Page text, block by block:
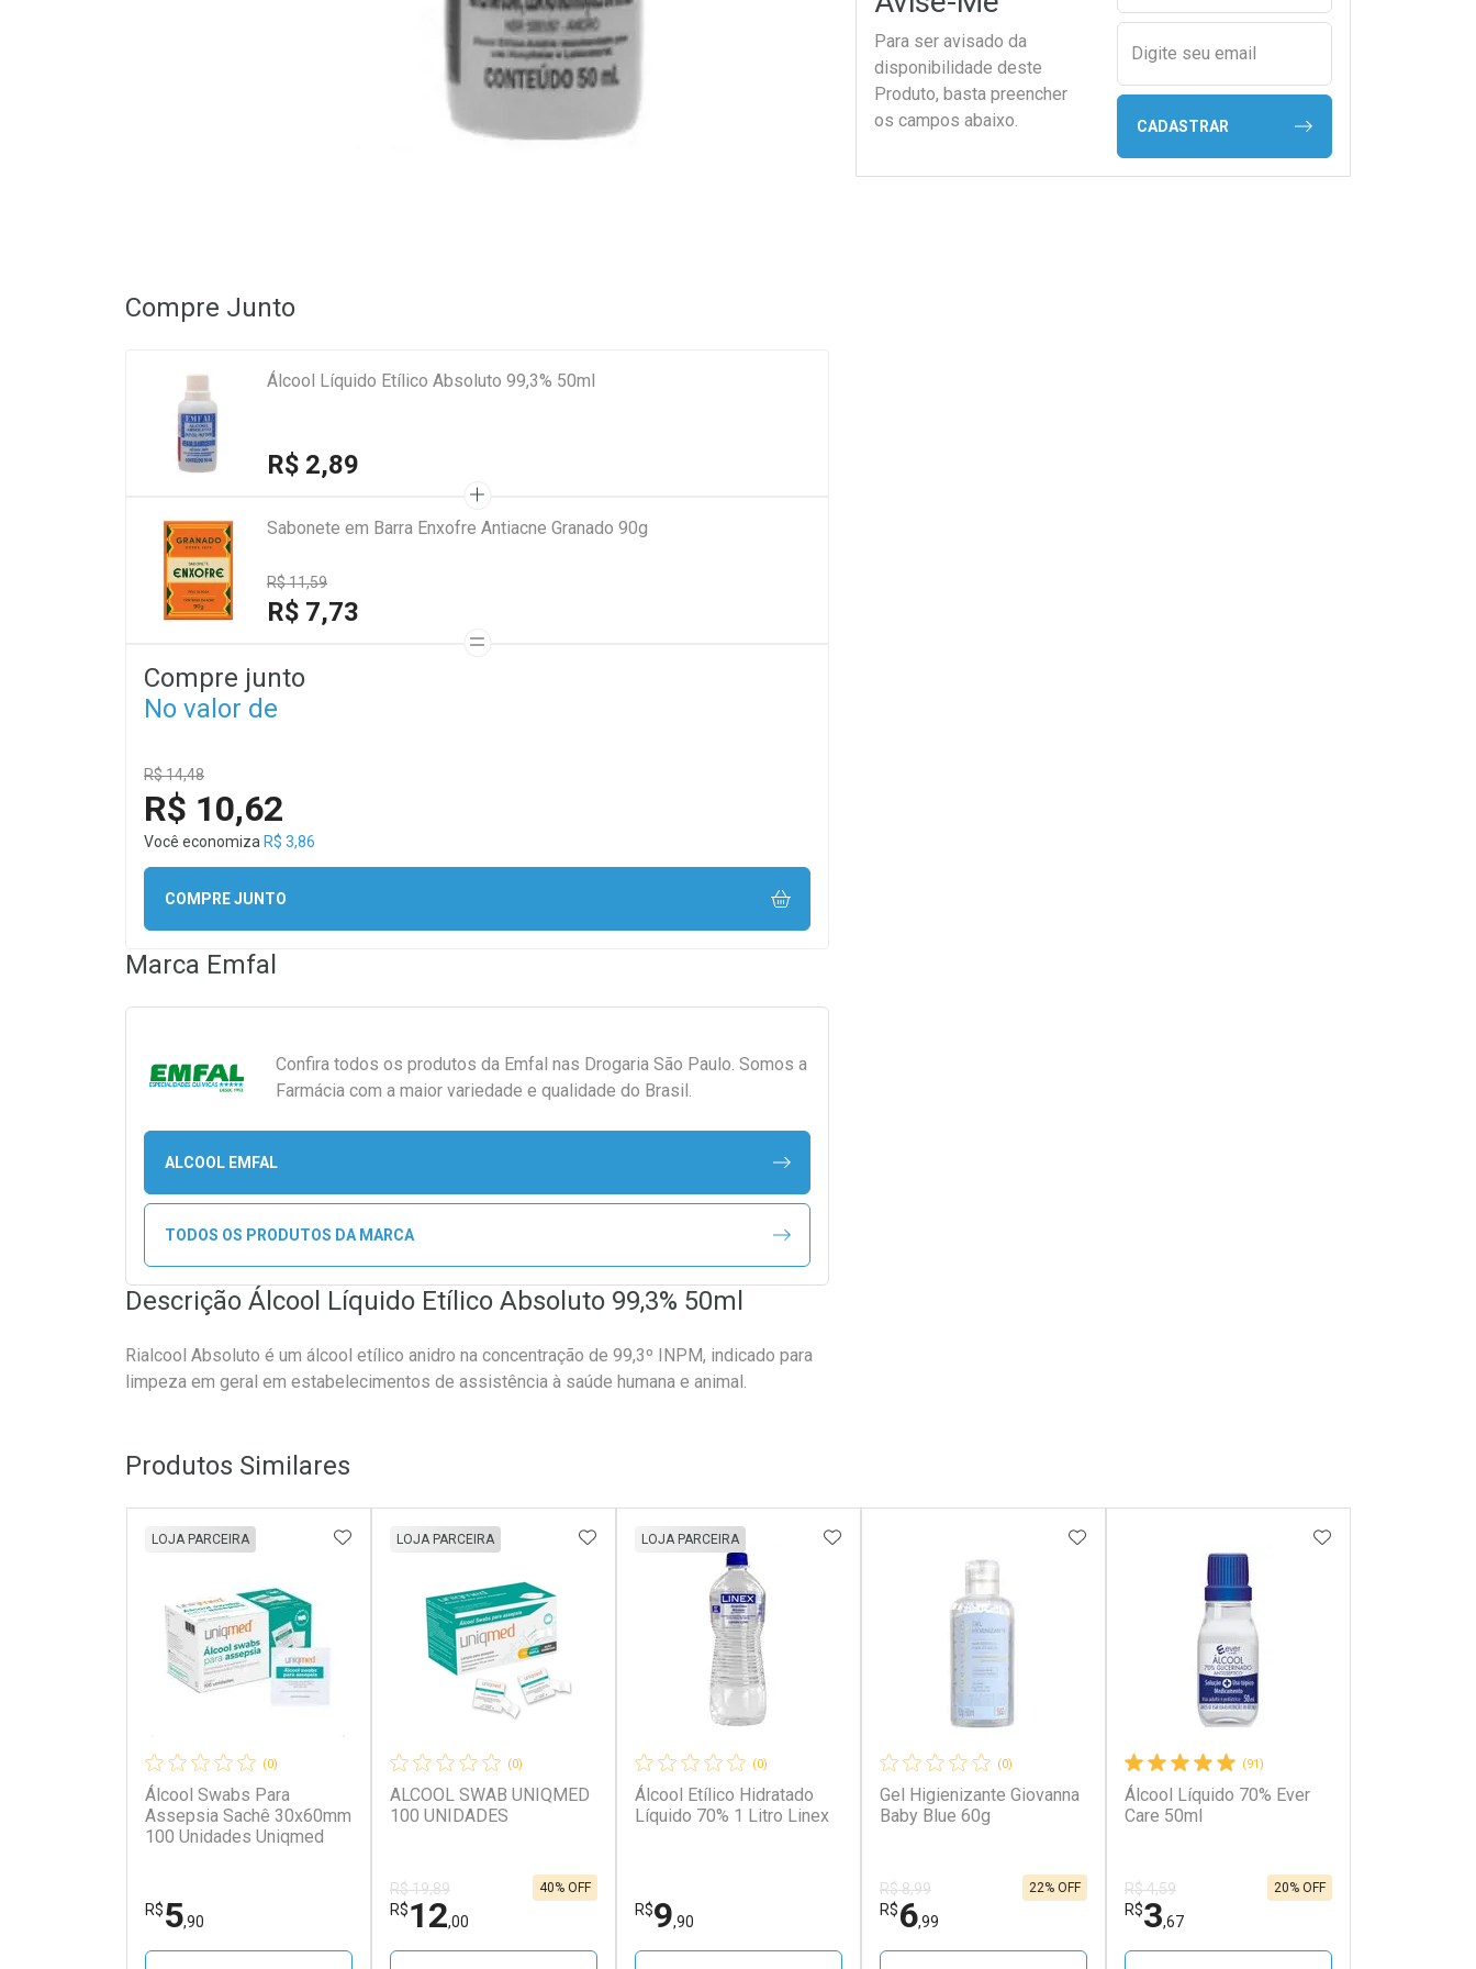
Para ser avisado da
disponibilidade deste
Produto, basta preencher
os campos abaixo.
Digite seu email
CADASTRAR
Compre Junto
Álcool Líquido Etílico Absoluto 99,3% 50ml
R$ 2,89
Sabonete em Barra Enxofre Antiacne Granado 90g
R$ 11,59
R$ 7,73
Compre junto
No valor de
R$ 14,48
R$ 10,62
Você economiza R$ 3,86
COMPRE JUNTO
Marca Emfal
Confira todos os produtos da Emfal nas Drogaria São Paulo. Somos a
Farmácia com a maior variedade e qualidade do Brasil.
ALCOOL EMFAL
TODOS OS PRODUTOS DA MARCA
Descrição Álcool Líquido Etílico Absoluto 99,3% 50ml
Rialcool Absoluto é um álcool etílico anidro na concentração de 99,3º INPM, indicado para
limpeza em geral em estabelecimentos de assistência à saúde humana e animal.
Produtos Similares
(0)
Álcool Swabs Para
Assepsia Sachê 30x60mm
100 Unidades Uniqmed
LOJA PARCEIRA
R$5,90
ADICIONAR AOS FAVORITOS
(0)
ALCOOL SWAB UNIQMED
100 UNIDADES
LOJA PARCEIRA
R$ 19,89
R$12,00
40% OFF
ADICIONAR AOS FAVORITOS
(0)
Álcool Etílico Hidratado
Líquido 70% 1 Litro Linex
LOJA PARCEIRA
R$9,90
ADICIONAR AOS FAVORITOS
(0)
Gel Higienizante Giovanna
Baby Blue 60g
R$ 8,99
R$6,99
22% OFF
ADICIONAR AOS FAVORITOS
(91)
Álcool Líquido 70% Ever
Care 50ml
R$ 4,59
R$3,67
20% OFF
ADICIONAR AOS